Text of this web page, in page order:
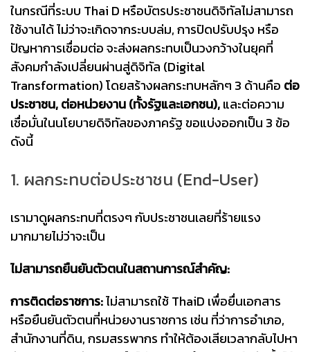
ในกรณีที่ระบบ Thai D หรือบัตรประชาชนดิจิทัลไม่สามารถ
ใช้งานได้ ไม่ว่าจะเกิดจากระบบล่ม, การปิดปรับปรุง หรือ
ปัญหาการเชื่อมต่อ จะส่งผลกระทบเป็นวงกว้างในยุคที่
สังคมกำลังเปลี่ยนผ่านสู่ดิจิทัล (Digital
Transformation) โดยสร้างผลกระทบหลักๆ 3 ด้านคือ ต่อ
ประชาชน, ต่อหน่วยงาน (ทั้งรัฐและเอกชน),และต่อความ
เชื่อมั่นในนโยบายดิจิทัลของภาครัฐ ขอแบ่งออกเป็น 3 ข้อ
ดังนี้
1. ผลกระทบต่อประชาชน (End-User)
เรามาดูผลกระทบที่ตรงๆ กับประชาชนเลยที่ร้ายแรง
มากมายไม่ว่าจะเป็น
ไม่สามารถยืนยันตัวตนในสถานการณ์สำคัญ:
การติดต่อราชการ:ไม่สามารถใช้ ThaiD เพื่อยื่นเอกสาร
หรือยืนยันตัวตนที่หน่วยงานราชการ เช่น ที่ว่าการอำเภอ,
สำนักงานที่ดิน, กรมสรรพากร ทำให้ต้องเสียเวลากลับไปหา